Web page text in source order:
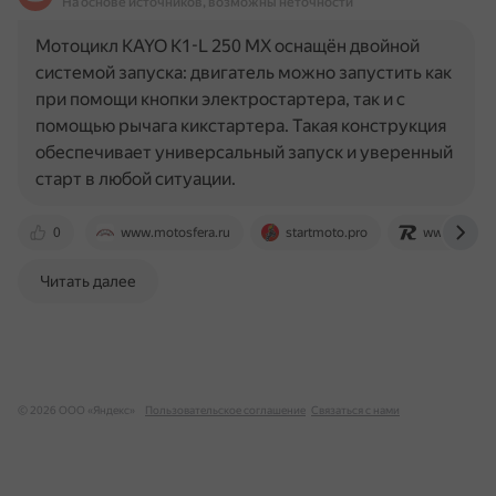
0 www.motosfera.ru startmoto.pro
Мотоцикл KAYO K1-L 250 MX оснащён двойной
системой запуска: двигатель можно запустить как
при помощи кнопки электростартера, так и с
помощью рычага кикстартера. Такая конструкция
обеспечивает универсальный запуск и уверенный
старт в любой ситуации.
Читать далее
© 2026 ООО «Яндекс» Пользовательское соглашение Связаться с нами